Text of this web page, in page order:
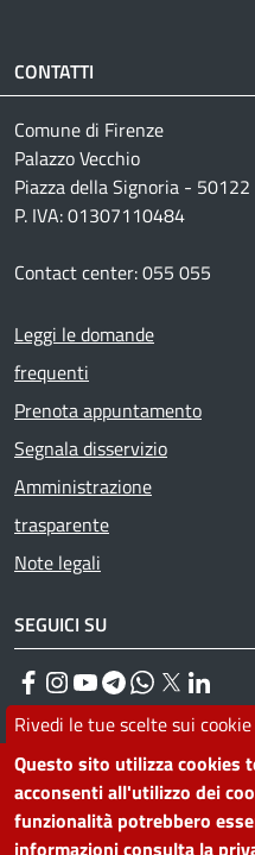
Rivedi le tue scelte sui cookie
Questo sito utilizza cookies
acconsenti all'utilizzo dei
funzionalità potrebbero
informazioni consulta la
CONTATTI
Comune di Firenze
Palazzo Vecchio
Piazza della Signoria -
P. IVA: 01307110484
Contact center: 055 055
Footer menu
Leggi le domande
frequenti
Prenota appuntamento
Segnala disservizio
Amministrazione
trasparente
Note legali
SEGUICI SU
Facebook
Instagram
YouTube
Telegram
WhatsApp
Twitter
PRIVACY
Useful links
La Privacy nel Comune